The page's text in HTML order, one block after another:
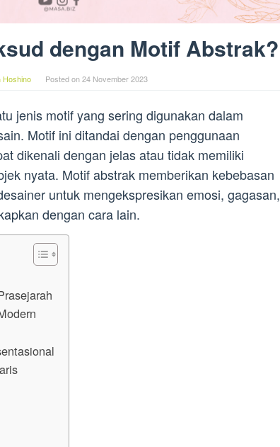
dengan Motif Abstrak?
Hoshino Posted on24 November 2023
jenis motif yang sering digunakan dalam
Motif ini ditandai dengan penggunaan
dikenali dengan jelas atau tidak memiliki
nyata. Motif abstrak memberikan kebebasan
untuk mengekspresikan emosi, gagasan,
dengan cara lain.